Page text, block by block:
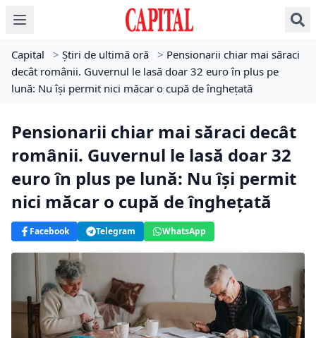
Capital > Știri de ultimă oră > Pensionarii chiar mai săraci
decât românii. Guvernul le lasă doar 32 euro în plus pe
lună: Nu își permit nici măcar o cupă de înghețată
Pensionarii chiar mai săraci decât
românii. Guvernul le lasă doar 32
euro în plus pe lună: Nu își permit
nici măcar o cupă de înghețată
Facebook Telegram WhatsApp